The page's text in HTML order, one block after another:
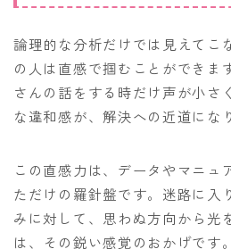
論理的な分析だけでは見えてこ
の人は直感で掴むことができま
さんの話をする時だけ声が小さ
な違和感が、解決への近道にな
この直感力は、データやマニュ
ただけの羅針盤です。迷路に入
みに対して、思わぬ方向から光
は、その鋭い感覚のおかげです。